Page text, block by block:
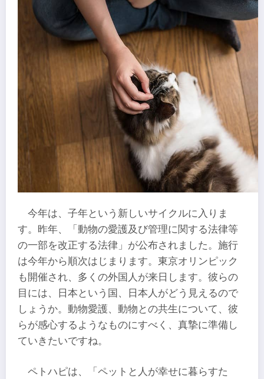
今年は、子年という新しいサイクルに入りま
す。昨年、「動物の愛護及び管理に関する法律等
の一部を改正する法律」が公布されました。施行
は今年から順次はじまります。東京オリンピック
も開催され、多くの外国人が来日します。彼らの
目には、日本という国、日本人がどう見えるので
しょうか。動物愛護、動物との共生について、彼
らが感心するようなものにすべく、真摯に準備し
ていきたいですね。
ペトハピは、「ペットと人が幸せに暮らすた